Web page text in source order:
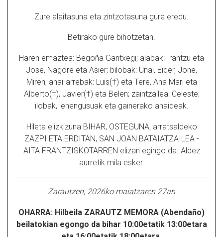
Zure alaitasuna eta zintzotasuna gure eredu.
Betirako gure bihotzetan.
Haren emaztea: Begoña Gantxegi; alabak: Irantzu eta
Jose, Nagore eta Asier; bilobak: Unai, Eider, Jone,
Miren; anai-arrebak: Luis(†) eta Tere, Ana Mari eta
Alberto(†), Javier(†) eta Belen; zaintzailea: Celeste;
ilobak, lehengusuak eta gainerako ahaideak.
Hileta elizkizuna BIHAR, OSTEGUNA, arratsaldeko
ZAZPI ETA ERDITAN, SAN JOAN BATAIATZAILEA -
AITA FRANTZISKOTARREN elizan egingo da. Aldez
aurretik mila esker.
Zarautzen, 2026ko maiatzaren 27an
OHARRA: Hilbeila ZARAUTZ MEMORA (Abendaño)
beilatokian egongo da bihar 10:00etatik 13:00etara